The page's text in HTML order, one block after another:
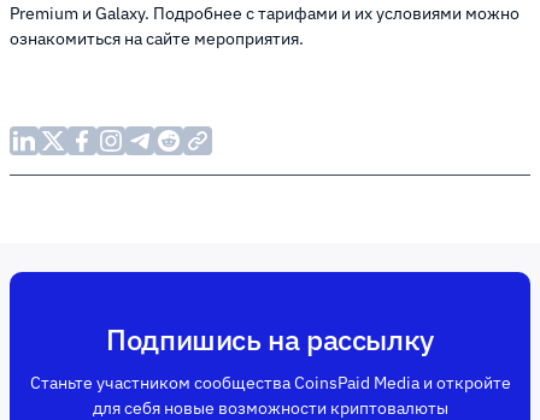
Premium и Galaxy. Подробнее с тарифами и их условиями можно
ознакомиться на сайте мероприятия.
Подпишись на рассылку
Станьте участником сообщества CoinsPaid Media и откройте
для себя новые возможности криптовалюты